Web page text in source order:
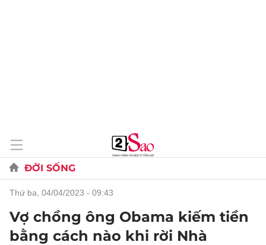
ĐỜI SỐNG
thứ ba, 04/04/2023 - 09:43
Vợ chồng ông Obama kiếm tiền
bằng cách nào khi rời Nhà